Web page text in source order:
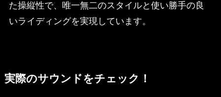
た操縦性で、唯一無二のスタイルと使い勝手の良
いライディングを実現しています。
実際のサウンドをチェック！